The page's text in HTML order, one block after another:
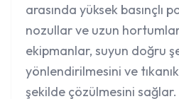
arasında yüksek basınçlı
nozullar ve uzun
ekipmanlar, suyun doğru
yönlendirilmesini ve
şekilde çözülmesini sağlar.